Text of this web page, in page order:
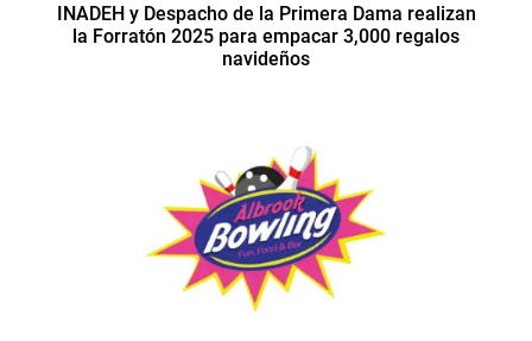
INADEH y Despacho de la Primera Dama realizan
la Forratón 2025 para empacar 3,000 regalos
navideños